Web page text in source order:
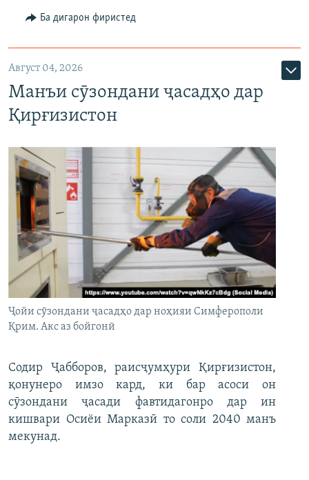
Ба дигарон фиристед
Август 04, 2026
Манъи сӯзондани ҷасадҳо дар
Қирғизистон
Ҷойи сӯзондани ҷасадҳо дар ноҳияи Симферополи
Қрим. Акс аз бойгонӣ
Содир Ҷабборов, раисҷумҳури Қирғизистон,
қонунеро имзо кард, ки бар асоси он
сӯзондани ҷасади фавтидагонро дар ин
кишвари Осиёи Марказӣ то соли 2040 манъ
мекунад.